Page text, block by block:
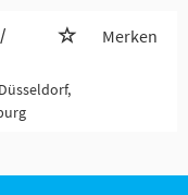
Merken